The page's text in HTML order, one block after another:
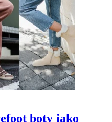
boty jako